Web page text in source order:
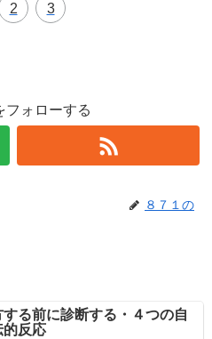
2 3
フォローする
８７１の
する前に診断する・４つの自
的反応